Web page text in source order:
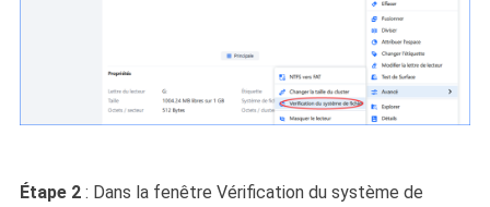
Étape 2: Dans la fenêtre Vérification du système de